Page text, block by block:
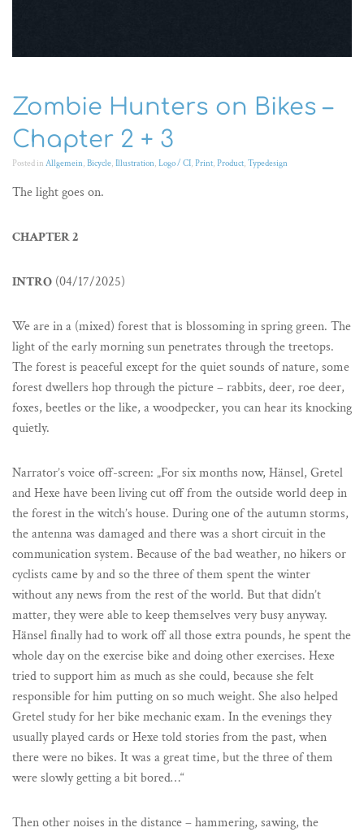
Zombie Hunters on Bikes –
Chapter 2 + 3
Posted in Allgemein, Bicycle, Illustration, Logo / CI, Print, Product, Typedesign
The light goes on.
CHAPTER 2
INTRO (04/17/2025)
We are in a (mixed) forest that is blossoming in spring green. The
light of the early morning sun penetrates through the treetops.
The forest is peaceful except for the quiet sounds of nature, some
forest dwellers hop through the picture – rabbits, deer, roe deer,
foxes, beetles or the like, a woodpecker, you can hear its knocking
quietly.
Narrator’s voice off-screen: „For six months now, Hänsel, Gretel
and Hexe have been living cut off from the outside world deep in
the forest in the witch’s house. During one of the autumn storms,
the antenna was damaged and there was a short circuit in the
communication system. Because of the bad weather, no hikers or
cyclists came by and so the three of them spent the winter
without any news from the rest of the world. But that didn’t
matter, they were able to keep themselves very busy anyway.
Hänsel finally had to work off all those extra pounds, he spent the
whole day on the exercise bike and doing other exercises. Hexe
tried to support him as much as she could, because she felt
responsible for him putting on so much weight. She also helped
Gretel study for her bike mechanic exam. In the evenings they
usually played cards or Hexe told stories from the past, when
there were no bikes. It was a great time, but the three of them
were slowly getting a bit bored…“
Then other noises in the distance – hammering, sawing, the